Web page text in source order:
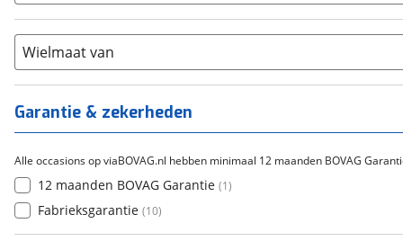
Flyer (0)
Overig ( 0)
21+
Scandium
Staal (0 )
Tica
Wielmaat van
Garantie & zekerheden
Alle occasions op viaBOVAG.nl hebben minimaal 12 maanden BOVAG
12 maanden BOVAG Garantie (1)
Fabrieksgarantie (10)